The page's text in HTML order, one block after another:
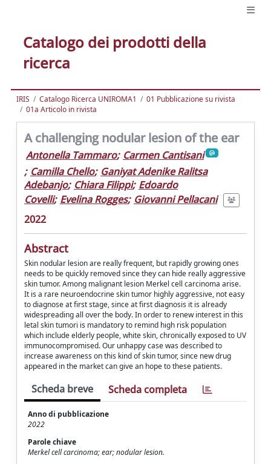
Catalogo dei prodotti della
ricerca
IRIS Catalogo Ricerca UNIROMA1
01 Pubblicazione su rivista
01a Articolo in rivista
A challenging nodular lesion of the ear
Antonella Tammaro; Carmen Cantisani
; Camilla Chello; Ganiyat Adenike Ralitsa
Adebanjo; Chiara Filippi; Edoardo
Covelli; Evelina Rogges; Giovanni Pellacani
2022
Abstract
Skin nodular lesion are really frequent, but rapidly growing ones
needs to be quickly removed since they can hide really aggressive
skin tumor. Among malignant lesion Merkel cell carcinoma arise.
It is a rare neuroendocrine skin tumor highly aggressive, not easy
to diagnose at first stage, since at first diagnosis it is already
widespreading all over the body. In order to renew interest in this
letal skin tumori is mandatory to remind high risk population
which include elderly people, white skin, chronically exposed to UV
immunocompromised. Our unhappy case was described to
increase awareness on this kind of skin tumor, since new drug
appeared in the market can give an hope to these patients.
Scheda breve Scheda completa
Anno di pubblicazione
2022
Parole chiave
Merkel cell carcinoma; ear; nodular lesion.